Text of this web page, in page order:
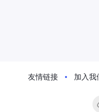
友情链接 加入我